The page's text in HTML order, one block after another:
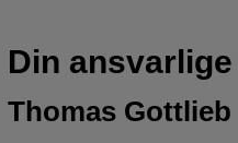
Din
Thomas Gottlieb